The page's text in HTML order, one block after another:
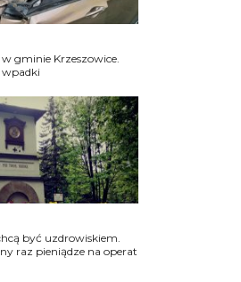
gminie Krzeszowice.
wpadki
być uzdrowiskiem.
raz pieniądze na operat